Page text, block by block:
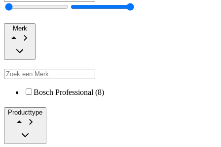
Merk
Bosch Professional (8)
Producttype